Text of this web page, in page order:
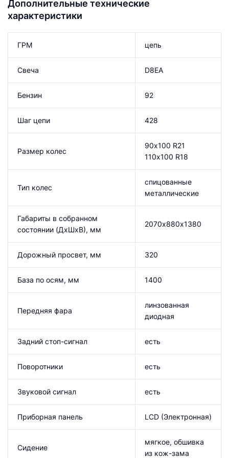
Дополнительные технические
характеристики
ГРМ цепь
Свеча D8EA
Бензин 92
Шаг цепи 428
Размер колес
90х100 R21
110х100 R18
Тип колес
спицованные
металлические
Габариты в собранном
состоянии (ДхШхВ), мм
2070х880х1380
Дорожный просвет, мм 320
База по осям, мм 1400
Передняя фара
линзованная
диодная
Задний стоп-сигнал есть
Поворотники есть
Звуковой сигнал есть
Приборная панель LCD (Электронная)
Сидение
мягкое, обшивка
из кож-зама